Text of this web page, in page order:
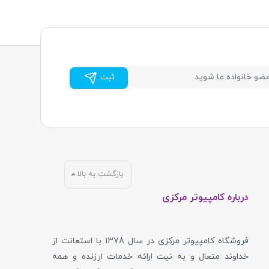
ثبت
بازگشت به بالا
درباره کامپیوتر مرکزی
فروشگاه کامپیوتر مرکزی در سال 1378 با استعانت از
خداوند متعال و به نیت ارائه خدمات ارزنده و همه